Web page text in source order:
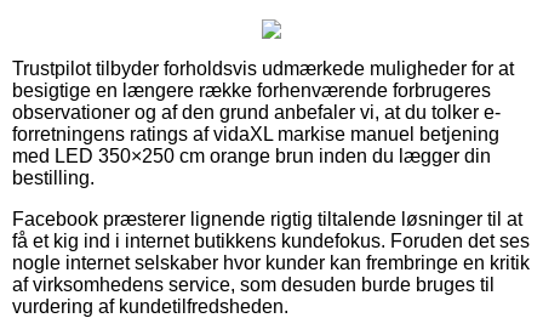
Trustpilot tilbyder forholdsvis udmærkede muligheder for at
besigtige en længere række forhenværende forbrugeres
observationer og af den grund anbefaler vi, at du tolker e-
forretningens ratings af vidaXL markise manuel betjening
med LED 350×250 cm orange brun inden du lægger din
bestilling.
Facebook præsterer lignende rigtig tiltalende løsninger til at
få et kig ind i internet butikkens kundefokus. Foruden det ses
nogle internet selskaber hvor kunder kan frembringe en kritik
af virksomhedens service, som desuden burde bruges til
vurdering af kundetilfredsheden.